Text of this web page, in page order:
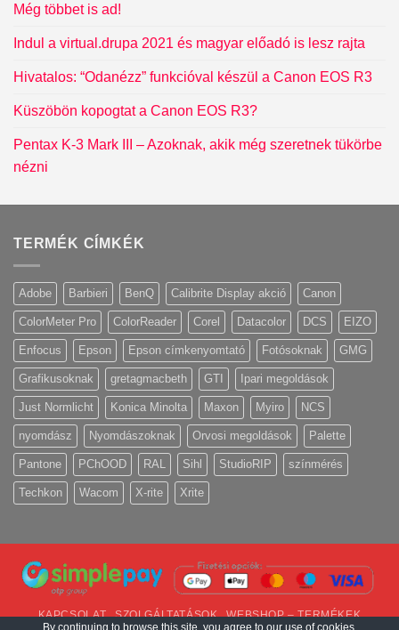
Még többet is ad!
Indul a virtual.drupa 2021 és magyar előadó is lesz rajta
Hivatalos: “Odanézz” funkcióval készül a Canon EOS R3
Küszöbön kopogtat a Canon EOS R3?
Pentax K-3 Mark III – Azoknak, akik még szeretnek tükörbe
nézni
TERMÉK CÍMKÉK
Adobe Barbieri BenQ Calibrite Display akció Canon
ColorMeter Pro ColorReader Corel Datacolor DCS EIZO
Enfocus Epson Epson címkenyomtató Fotósoknak GMG
Grafikusoknak gretagmacbeth GTI Ipari megoldások
Just Normlicht Konica Minolta Maxon Myiro NCS
nyomdász Nyomdászoknak Orvosi megoldások Palette
Pantone PChOOD RAL Sihl StudioRIP színmérés
Techkon Wacom X-rite Xrite
KAPCSOLAT SZOLGÁLTATÁSOK
WEBSHOP – TERMÉKEK
By continuing to browse this site, you agree to our use of cookies.